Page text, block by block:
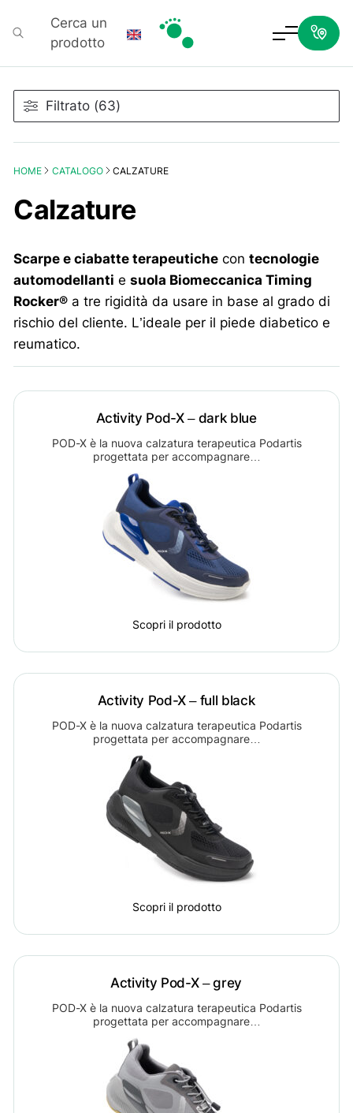
Cerca un
prodotto
HOME CATALOGO CALZATURE
Calzature
Scarpe e ciabatte terapeutiche contecnologie
automodellanti esuola Biomeccanica Timing
Rocker® a tre rigidità da usare in base al grado di
rischio del cliente. L’ideale per il piede diabetico e
reumatico.
Activity Pod-X – dark blue
POD-X è la nuova calzatura terapeutica Podartis
progettata per accompagnare…
Scopri il prodotto
Activity Pod-X – full black
POD-X è la nuova calzatura terapeutica Podartis
progettata per accompagnare…
Scopri il prodotto
Activity Pod-X – grey
POD-X è la nuova calzatura terapeutica Podartis
progettata per accompagnare…
Filtrato (63)